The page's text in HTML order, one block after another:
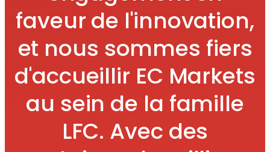
faveur de l'innovation,
et nous sommes fiers
d'accueillir EC Markets
au sein de la famille
LFC. Avec des